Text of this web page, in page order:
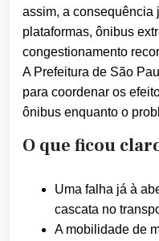
assim, a consequência
plataformas, ônibus
congestionamento
A Prefeitura de São
para coordenar os
ônibus enquanto o
O que ficou
Uma falha já à
cascata no
A mobilidade de